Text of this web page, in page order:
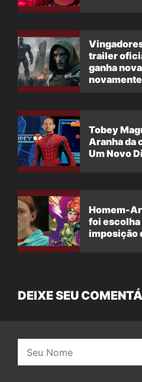
trailer
ganha
novamente
Tobey
Aranha da
Um Novo
Homem-
foi escolha
imposição
DEIXE SEU